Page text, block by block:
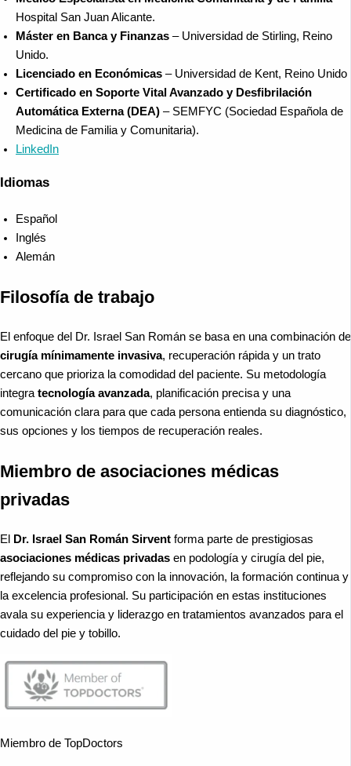
Hospital San Juan Alicante.
Máster en Banca y Finanzas – Universidad de Stirling, Reino
Unido.
Licenciado en Económicas – Universidad de Kent, Reino Unido
Certificado en Soporte Vital Avanzado y Desfibrilación
Automática Externa (DEA) – SEMFYC (Sociedad Española de
Medicina de Familia y Comunitaria).
LinkedIn
Idiomas
Español
Inglés
Alemán
Filosofía de trabajo
El enfoque del Dr. Israel San Román se basa en una combinación de
cirugía mínimamente invasiva, recuperación rápida y un trato
cercano que prioriza la comodidad del paciente. Su metodología
integra tecnología avanzada, planificación precisa y una
comunicación clara para que cada persona entienda su diagnóstico,
sus opciones y los tiempos de recuperación reales.
Miembro de asociaciones médicas
privadas
El Dr. Israel San Román Sirvent forma parte de prestigiosas
asociaciones médicas privadas en podología y cirugía del pie,
reflejando su compromiso con la innovación, la formación continua y
la excelencia profesional. Su participación en estas instituciones
avala su experiencia y liderazgo en tratamientos avanzados para el
cuidado del pie y tobillo.
Miembro de TopDoctors